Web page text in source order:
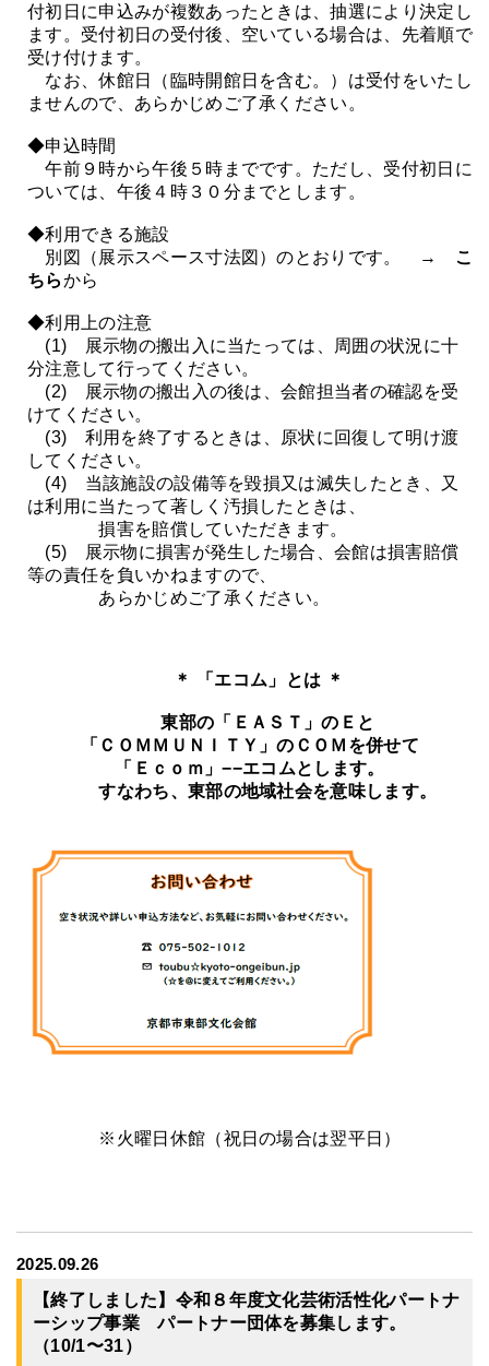
付初日に申込みが複数あったときは、抽選により決定し
ます。受付初日の受付後、空いている場合は、先着順で
受け付けます。
なお、休館日（臨時開館日を含む。）は受付をいたし
ませんので、あらかじめご了承ください。
◆申込時間
午前９時から午後５時までです。ただし、受付初日に
ついては、午後４時３０分までとします。
◆利用できる施設
別図（展示スペース寸法図）のとおりです。 → こ
ちらから
◆利用上の注意
(1) 展示物の搬出入に当たっては、周囲の状況に十
分注意して行ってください。
(2) 展示物の搬出入の後は、会館担当者の確認を受
けてください。
(3) 利用を終了するときは、原状に回復して明け渡
してください。
(4) 当該施設の設備等を毀損又は滅失したとき、又
は利用に当たって著しく汚損したときは、
損害を賠償していただきます。
(5) 展示物に損害が発生した場合、会館は損害賠償
等の責任を負いかねますので、
あらかじめご了承ください。
＊ 「エコム」とは ＊
東部の「ＥＡＳＴ」のＥと
「ＣＯＭＭＵＮＩＴＹ」のＣＯＭを併せて
「Ｅｃｏｍ」−−エコムとします。
すなわち、東部の地域社会を意味します。
※火曜日休館（祝日の場合は翌平日）
2025.09.26
【終了しました】令和８年度文化芸術活性化パートナ
ーシップ事業 パートナー団体を募集します。
（10/1〜31）